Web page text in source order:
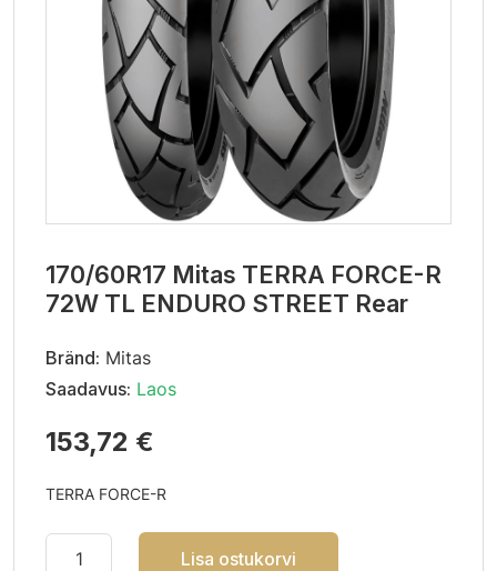
170/60R17 Mitas TERRA FORCE-R
72W TL ENDURO STREET Rear
Bränd: Mitas
Saadavus: Laos
153,72 €
TERRA FORCE-R
Lisa ostukorvi